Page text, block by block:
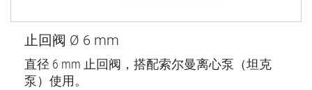
止回阀 Ø 6 mm
直径 6 mm 止回阀，搭配索尔曼离心泵（坦克
泵）使用。